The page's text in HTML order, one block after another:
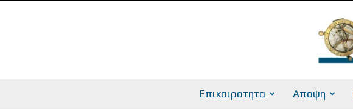
Επικαιροτητα Αποψη